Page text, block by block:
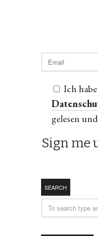
Ich
gelesen
SEARCH